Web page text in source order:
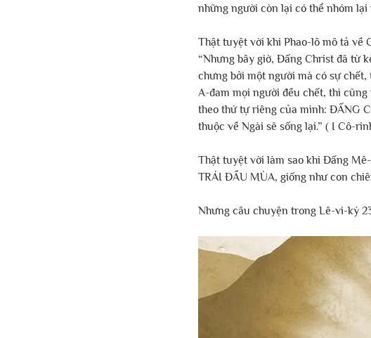
những người còn lại có thể nhóm lại
Thật tuyệt vời khi Phao-lô mô tả về
“Nhưng bây giờ, Đấng Christ đã từ
chưng bởi một người mà có sự
A-đam mọi người đều chết, thì
theo thứ tự riêng của mình: ĐẤNG
thuộc về Ngài sẽ sống lại.” ( I Cô-
Thật tuyệt vời làm sao khi Đấng
TRÁI ĐẦU MÙA, giống như con
Nhưng câu chuyện trong Lê-vi-ký